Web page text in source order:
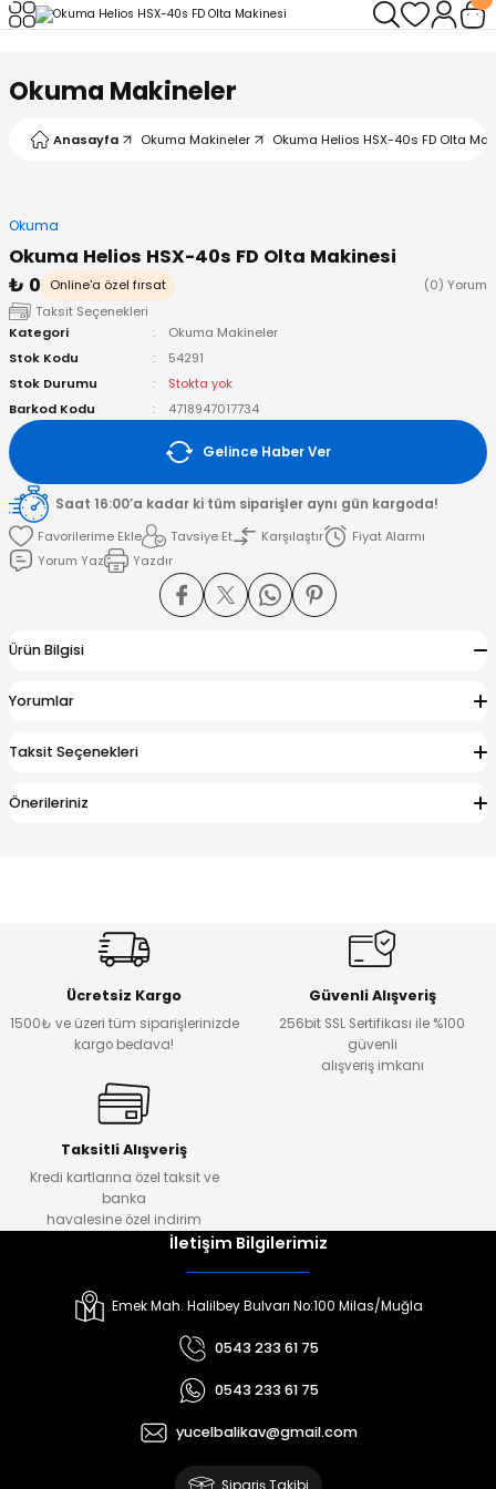
Okuma Makineler
Anasayfa Okuma Makineler Okuma Helios HSX-40s FD Olta
Okuma
Okuma Helios HSX-40s FD Olta Makinesi
₺ 0
Online'a özel fırsat
(0) Yorum
Taksit Seçenekleri
Kategori
Okuma Makineler
Stok Kodu
54291
Stok Durumu
Stokta yok
Barkod Kodu
4718947017734
Gelince Haber Ver
Saat 16:00’a kadar ki tüm siparişler aynı gün kargoda!
Tavsiye Et
Karşılaştır
Fiyat Alarmı
Yorum Yaz
Yazdır
Ürün Bilgisi
Yorumlar
Taksit Seçenekleri
Önerileriniz
Ücretsiz Kargo
1500₺ ve üzeri tüm siparişlerinizde
kargo bedava!
Güvenli Alışveriş
256bit SSL Sertifikası ile %100
güvenli
alışveriş imkanı
Taksitli Alışveriş
Kredi kartlarına özel taksit ve
banka
havalesine özel indirim
İletişim Bilgilerimiz
Emek Mah. Halilbey Bulvarı No:100 Milas/Muğla
0543 233 61 75
0543 233 61 75
yucelbalikav@gmail.com
Sipariş Takibi
Geri Dön
Makineleri
Geri Dön
Kamışlar
Geri Dön
Misinalar
Misinalar
Geri Dön
- Klips
Halka
Geri Dön
Geri Dön
& El Feneri